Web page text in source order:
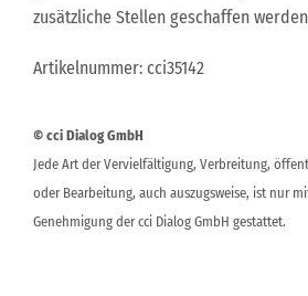
zusätzliche Stellen geschaffen
Artikelnummer: cci35142
© cci Dialog GmbH
Jede Art der Vervielfältigung, Verbreitung,
oder Bearbeitung, auch auszugsweise, ist nur
Genehmigung der cci Dialog GmbH gestattet.